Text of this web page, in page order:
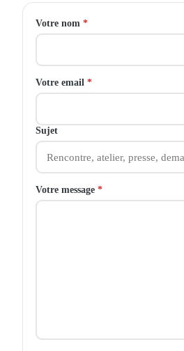
Votre nom *
Votre email *
Sujet
Votre message *